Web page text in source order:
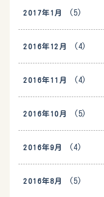
2017年1月 (5)
2016年12月 (4)
2016年11月 (4)
2016年10月 (5)
2016年9月 (4)
2016年8月 (5)